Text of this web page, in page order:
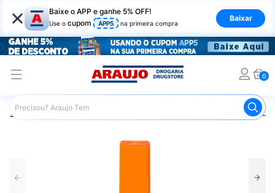
× Baixe o APP e ganhe 5% OFF!
Use o cupom APP5 na primeira compra
Baixar
0
Araujo Maquiagem Batom